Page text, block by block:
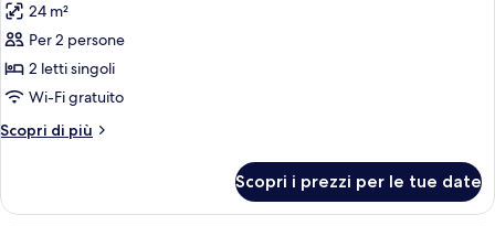
le
foto
per
DOUBLE
STANDARD
2
24 m²
Per 2 persone
2 letti singoli
Wi-Fi gratuito
Scopri di più
Altri
STANDARD
Scopri i prezzi per le tue date